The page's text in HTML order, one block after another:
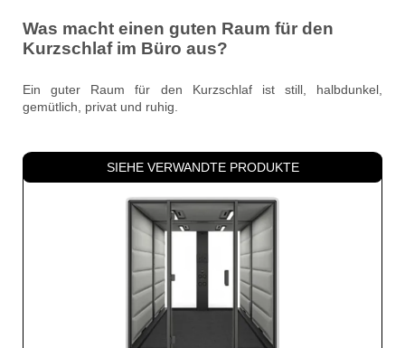
Was macht einen guten Raum für den
Kurzschlaf im Büro aus?
Ein guter Raum für den Kurzschlaf ist still, halbdunkel,
gemütlich, privat und ruhig.
SIEHE VERWANDTE PRODUKTE